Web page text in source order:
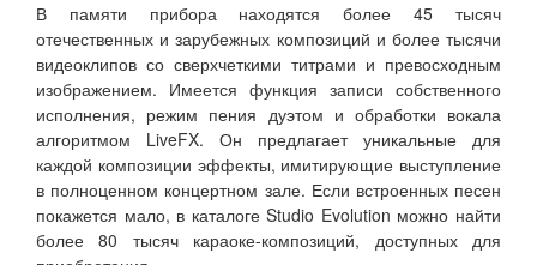
В памяти прибора находятся более 45 тысяч
отечественных и зарубежных композиций и более тысячи
видеоклипов со сверхчеткими титрами и превосходным
изображением. Имеется функция записи собственного
исполнения, режим пения дуэтом и обработки вокала
алгоритмом LiveFX. Он предлагает уникальные для
каждой композиции эффекты, имитирующие выступление
в полноценном концертном зале. Если встроенных песен
покажется мало, в каталоге Studio Evolution можно найти
более 80 тысяч караоке-композиций, доступных для